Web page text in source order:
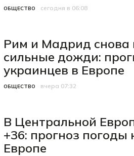
Категория
ОБЩЕСТВО
Дата публикации
сегодня в 06:08
Рим и Мадрид снова
сильные дожди:
украинцев в Европе
Категория
ОБЩЕСТВО
Дата публикации
вчера 07:32
В Центральной
+36: прогноз погоды
Европе